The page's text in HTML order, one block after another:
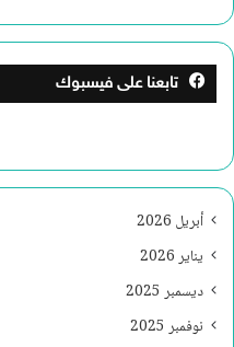
تابعنا على فيسبوك
أبريل 2026
يناير 2026
ديسمبر 2025
نوفمبر 2025